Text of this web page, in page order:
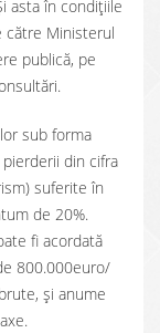
asta în condițiile
către Ministerul
publică, pe
sub forma
din cifra
suferite în
de 20%.
fi acordată
800.000euro/
și anume